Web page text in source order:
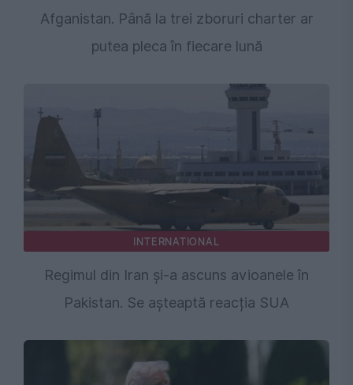
Afganistan. Până la trei zboruri charter ar
putea pleca în fiecare lună
INTERNATIONAL
Regimul din Iran și-a ascuns avioanele în
Pakistan. Se așteaptă reacția SUA